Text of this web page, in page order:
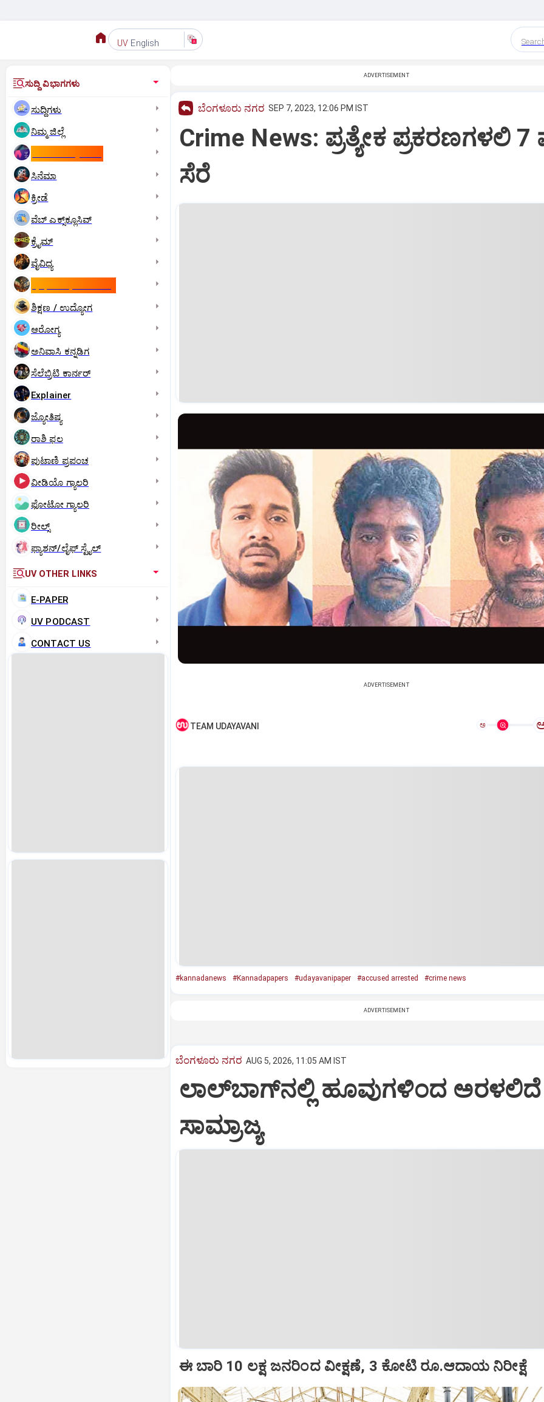
UV English
ಸುದ್ದಿ ವಿಭಾಗಗಳು
ಸುದ್ದಿಗಳು
ನಿಮ್ಮ ಜಿಲ್ಲೆ
ಸಿನೆಮಾ
ಕ್ರೀಡೆ
ವೆಬ್ ಎಕ್ಸ್‌ಕ್ಲೂಸಿವ್
ಕ್ರೈಮ್
ವೈವಿಧ್ಯ
ಶಿಕ್ಷಣ / ಉದ್ಯೋಗ
ಆರೋಗ್ಯ
ಅನಿವಾಸಿ ಕನ್ನಡಿಗ
ಸೆಲೆಬ್ರಿಟಿ ಕಾರ್ನರ್‌
Explainer
ಜ್ಯೋತಿಷ್ಯ
ರಾಶಿ ಫಲ
ಪುಟಾಣಿ ಪ್ರಪಂಚ
ವೀಡಿಯೊ ಗ್ಯಾಲರಿ
ಫೋಟೋ ಗ್ಯಾಲರಿ
ರೀಲ್ಸ್
ಫ್ಯಾಶನ್/ಲೈಫ್‌ ಸ್ಟೈಲ್
UV OTHER LINKS
E-PAPER
UV PODCAST
CONTACT US
ADVERTISEMENT
ಬೆಂಗಳೂರು ನಗರ SEP 7, 2023, 12:06 PM IST
Crime News: ಪ್ರತ್ಯೇಕ ಪ್ರಕರಣಗಳಲಿ
ಸೆರೆ
ADVERTISEMENT
TEAM UDAYAVANI ಅ
#kannadanews #Kannadapapers #udayavanipaper #accused arrested #crime news
ADVERTISEMENT
ಬೆಂಗಳೂರು ನಗರ AUG 5, 2026, 11:05 AM IST
ಲಾಲ್‌ಬಾಗ್‌ನಲ್ಲಿ ಹೂವುಗಳಿಂದ
ಸಾಮ್ರಾಜ್ಯ
ಈ ಬಾರಿ 10 ಲಕ್ಷ ಜನರಿಂದ ವೀಕ್ಷಣೆ, 3 ಕೋಟಿ ರೂ.ಆದಾಯ ನಿರೀಕ್ಷೆ